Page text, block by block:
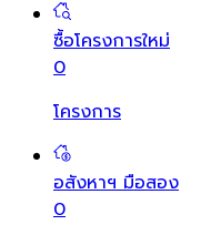
ซื้อโครงการใหม่
0
โครงการ
อสังหาฯ มือสอง
0